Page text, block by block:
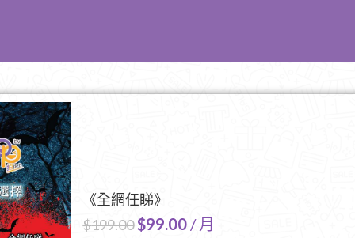
《全網任睇》
$199.00$99.00 / 月